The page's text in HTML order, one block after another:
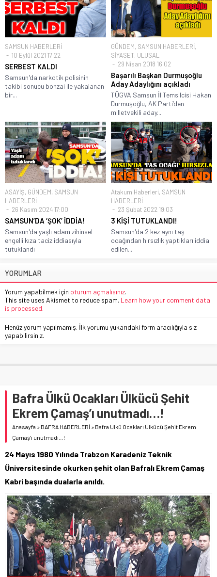
SAMSUN HABERLERİ
10 Eylül 2021 17:22
SERBEST KALDI
Samsun'da narkotik polisinin
takibi sonucu bonzai ile yakalanan
bir...
GÜNDEM, SAMSUN HABERLERİ,
SİYASET, ULUSAL
29 Nisan 2018 16:02
Başarılı Başkan Durmuşoğlu
Aday Adaylığını açıkladı
TÜGVA Samsun İl Temsilcisi Hakan
Durmuşoğlu, AK Parti’den
milletvekili aday...
ASAYİŞ, GÜNDEM, SAMSUN
HABERLERİ
26 Kasım 2024 17:00
SAMSUN’DA ‘ŞOK’ İDDİA!
Samsun'da yaşlı adam zihinsel
engelli kıza taciz iddiasıyla
tutuklandı
Atakum Haberleri, SAMSUN
HABERLERİ
23 Şubat 2022 19:03
3 KİŞİ TUTUKLANDI!
Samsun'da 2 kez aynı taş
ocağından hırsızlık yaptıkları iddia
edilen...
YORUMLAR
Yorum yapabilmek için oturum açmalısınız.
This site uses Akismet to reduce spam. Learn how your comment data
is processed.
Henüz yorum yapılmamış. İlk yorumu yukarıdaki form aracılığıyla siz
yapabilirsiniz.
Bafra Ülkü Ocakları Ülkücü Şehit
Ekrem Çamaş’ı unutmadı…!
Anasayfa » BAFRA HABERLERİ » Bafra Ülkü Ocakları Ülkücü Şehit Ekrem
Çamaş’ı unutmadı…!
24 Mayıs 1980 Yılında Trabzon Karadeniz Teknik
Üniversitesinde okurken şehit olan Bafralı Ekrem Çamaş
Kabri başında dualarla anıldı.